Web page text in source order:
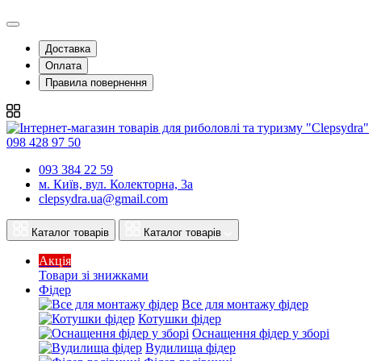
Доставка
Оплата
Правила повернення
098 428 97 50
093 384 22 59
м. Київ, вул. Колекторна, 3а
clepsydra.ua@gmail.com
Каталог товарів Каталог товарів
Акція
Товари зі знижками
Фідер
Все для монтажу фідер
Котушки фідер
Оснащення фідер у зборі
Вудилища фідер